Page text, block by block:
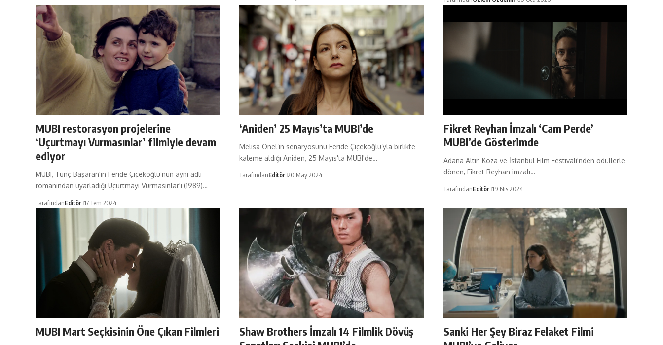
MUBI restorasyon projelerine
‘Uçurtmayı Vurmasınlar’ filmiyle devam
ediyor
MUBI, Tunç Başaran'ın Feride Çiçekoğlu’nun aynı adlı
romanından uyarladığı Uçurtmayı Vurmasınlar'ı (1989)…
TarafındanEditör 17 Tem 2024
‘Aniden’ 25 Mayıs’ta MUBI’de
Melisa Önel’in senaryosunu Feride Çiçekoğlu’yla birlikte
kaleme aldığı Aniden, 25 Mayıs'ta MUBI'de…
TarafındanEditör 20 May 2024
Fikret Reyhan İmzalı ‘Cam Perde’
MUBI’de Gösterimde
Adana Altın Koza ve İstanbul Film Festivali'nden ödüllerle
dönen, Fikret Reyhan imzalı…
TarafındanEditör 19 Nis 2024
MUBI Mart Seçkisinin Öne Çıkan Filmleri
Shaw Brothers İmzalı 14 Filmlik Dövüş
Sanki Her Şey Biraz Felaket Filmi